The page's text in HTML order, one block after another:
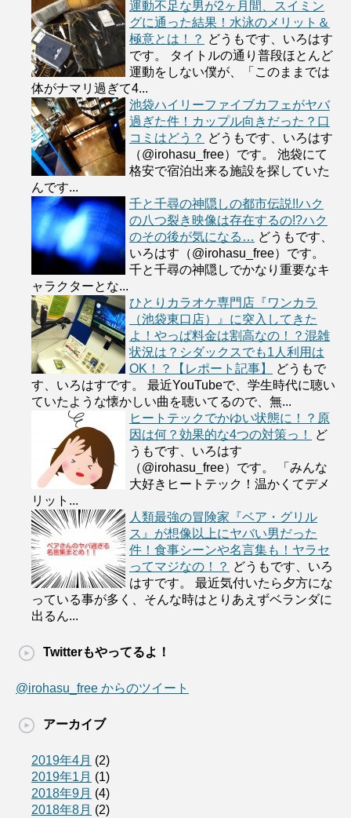
運動不足な男が2ヶ月間、スイミン
グに通った結果！水泳のメリット＆
極意とは！？ どうもです、いろはす
です。 タイトルの通り普段ほとんど
運動をしない僕が、「このままでは
体がナマリ過ぎて4...
池袋ハイリーファイブカフェがヤバ
過ぎた件！カップル向きだった？口
コミはどう？ どうもです、いろはす
（@irohasu_free）です。 池袋にて
格安で宿泊出来る施設を探していた
んです...
千と千尋の神隠しの都市伝説!!ハク
の八つ裂き映像は存在するの!?ハク
のその後が気になる… どうもです、
いろはす（@irohasu_free）です。
千と千尋の神隠しでかなり重要なキ
ャラクターとな...
ひとりカラオケ専門店『ワンカラ
（池袋東口店）』に突入してきた
よ！やっぱ料金は割高なの！？混雑
状況は？シダックスでも1人利用は
OK！？【レポート記事】
どうもで
す、いろはすです。 最近YouTubeで、学生時代に聴い
ていたような懐かしい曲を聴いてるので、無...
ヒートテックでかゆい状態に！？原
因は何？効果的な4つの対策っ！
ど
うもです、いろはす
（@irohasu_free）です。 「みんな
大好きヒートテック！温かくてデメ
リット...
人類最強の冒険家『ベア・グリル
ス』が想像以上にヤバい男だった
件！食事シーンや名言集も！ヤラセ
ってマジなの！？ どうもです、いろ
はすです。 最近気付いたら夕方にな
っている事が多く、そんな時はとりあえずベランダに
出るん...
Twitterもやってるよ！
@irohasu_free からのツイート
アーカイブ
2019年4月 (2)
2019年1月 (1)
2018年9月 (4)
2018年8月 (2)